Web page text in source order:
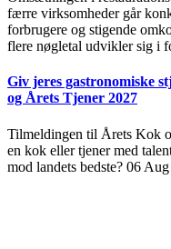
færre virksomheder går
forbrugere og stigende
flere nøgletal udvikler sig i
Giv jeres gastronomiske
og Årets Tjener 2027
Tilmeldingen til Årets Kok
en kok eller tjener med
mod landets bedste? 06